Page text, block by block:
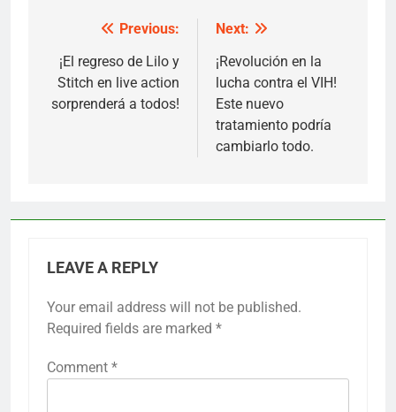
navigation
Previous:
¡El regreso de Lilo y
Stitch en live action
sorprenderá a todos!
Next:
¡Revolución en la
lucha contra el VIH!
Este nuevo
tratamiento podría
cambiarlo todo.
LEAVE A REPLY
Your email address will not be published.
Required fields are marked *
Comment *